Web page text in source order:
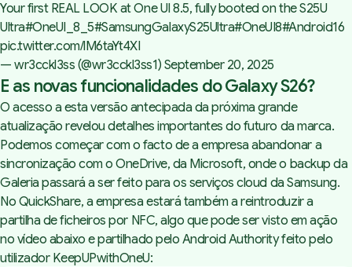
Your first REAL LOOK at One UI 8.5, fully booted on the S25U
Ultra#OneUI_8_5#SamsungGalaxyS25Ultra#OneUI8#Android16
pic.twitter.com/lM6taYt4XI
— wr3cckl3ss (@wr3cckl3ss1) September 20, 2025
E as novas funcionalidades do Galaxy S26?
O acesso a esta versão antecipada da próxima grande
atualização revelou detalhes importantes do futuro da marca.
Podemos começar com o facto de a empresa abandonar a
sincronização com o OneDrive, da Microsoft, onde o backup da
Galeria passará a ser feito para os serviços cloud da Samsung.
No QuickShare, a empresa estará também a reintroduzir a
partilha de ficheiros por NFC, algo que pode ser visto em ação
no vídeo abaixo e partilhado pelo Android Authority feito pelo
utilizador KeepUPwithOneU: